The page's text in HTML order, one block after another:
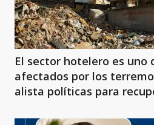
El sector hotelero es uno
afectados por los
alista políticas para